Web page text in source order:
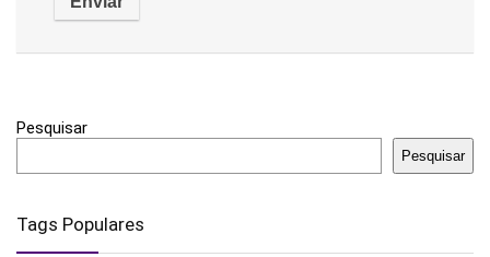
Pesquisar
Pesquisar
Tags Populares